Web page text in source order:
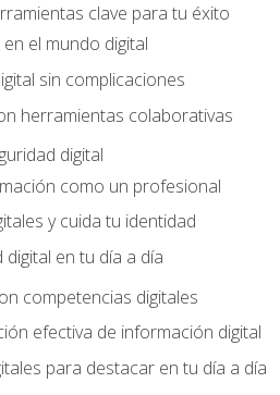
clave para tu éxito
el mundo digital
sin complicaciones
herramientas colaborativas
digital
como un profesional
y cuida tu identidad
en tu día a día
competencias digitales
efectiva de información digital
para destacar en tu día a día